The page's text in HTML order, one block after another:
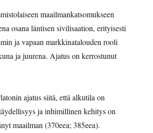
maailmankatsomukseen
osana läntisen sivilisaation, erityisesti
ja vapaan markkinatalouden rooli
ja juurena. Ajatus on kerrostunut
ajatus siitä, että alkutila on
ja inhimillinen kehitys on
maailman (370eea; 385eea).